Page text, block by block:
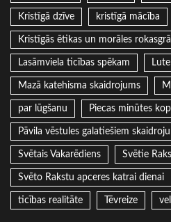
Kristīgā dzīve kristīgā mācība
Kristīgās ētikas un morāles
Lasāmviela ticības spēkam
Mazā katehisma skaidrojums
par lūgšanu Piecas minūtes
Pāvila vēstules galatiešiem
Svētais Vakarēdiens Svētie
Svēto Rakstu apceres katrai dienai
ticības realitāte Tēvreize